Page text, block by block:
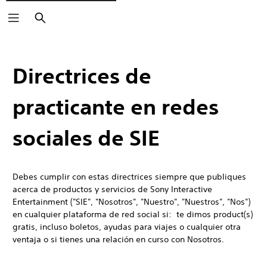
Buscar
Directrices de
practicante en redes
sociales de SIE
Debes cumplir con estas directrices siempre que publiques
acerca de productos y servicios de Sony Interactive
Entertainment ("SIE", "Nosotros", "Nuestro", "Nuestros", "Nos")
en cualquier plataforma de red social si: te dimos product(s)
gratis, incluso boletos, ayudas para viajes o cualquier otra
ventaja o si tienes una relación en curso con Nosotros.